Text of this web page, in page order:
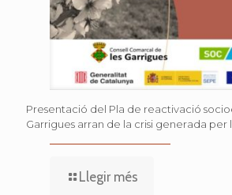
Presentació del Pla de reactivació
Garrigues arran de la crisi generada per
Llegir més